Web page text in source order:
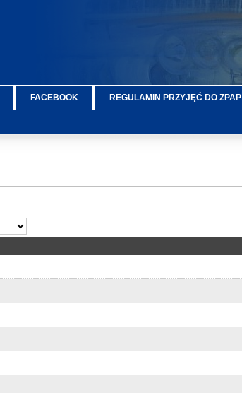
FACEBOOK REGULAMIN PRZYJĘĆ DO ZPAP